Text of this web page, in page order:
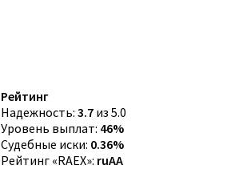
Рейтинг
Надежность: 3.7 из 5.0
Уровень выплат: 46%
Судебные иски: 0.36%
Рейтинг «RAEX»: ruAA